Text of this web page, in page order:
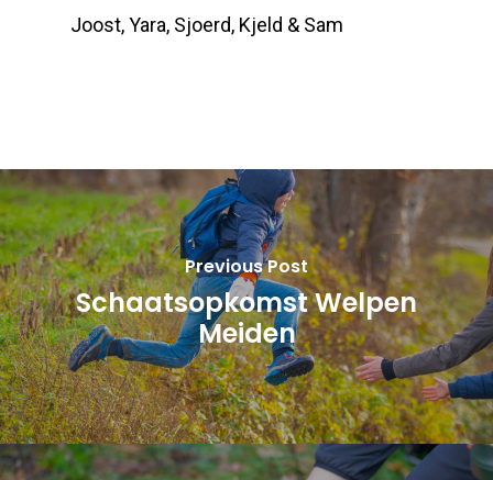
Joost, Yara, Sjoerd, Kjeld & Sam
Previous Post
Schaatsopkomst Welpen
Meiden